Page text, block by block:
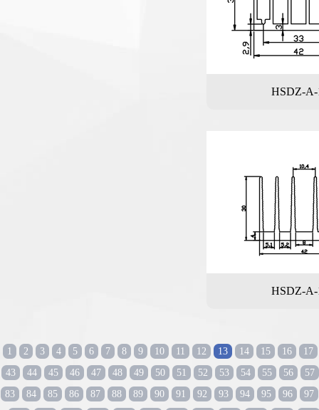
HSDZ-A-
HSDZ-A-
1 2 3 4 5 6 7 8 9 10 11 12 13 14 15 16
17
43
44 45 46 47 48 49 50 51 52 53 54 55 56
57
83
84 85 86 87 88 89 90 91 92 93 94 95 96 97